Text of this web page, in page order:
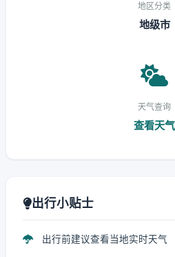
地区分类
地级市
天气查询
查看天气
出行小贴士
出行前建议查看当地实时天气